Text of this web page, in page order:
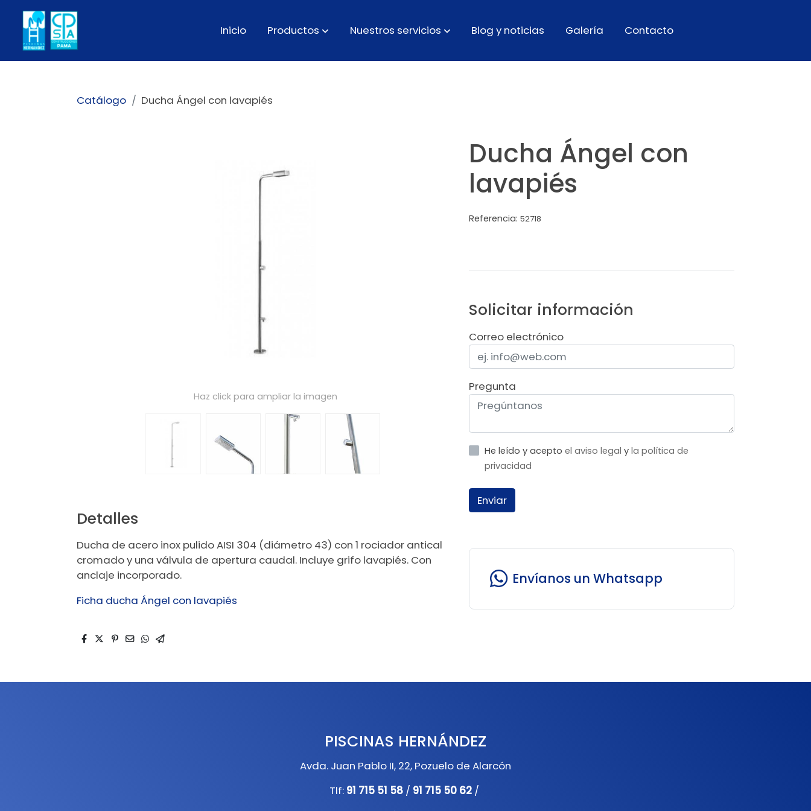
Inicio Productos Nuestros servicios Blog y noticias Galería Contacto
Catálogo Ducha Ángel con lavapiés
Haz click para ampliar la imagen
Detalles
Ducha de acero inox pulido AISI 304 (diámetro 43) con 1 rociador antical
cromado y una válvula de apertura caudal. Incluye grifo lavapiés. Con
anclaje incorporado.
Ficha ducha Ángel con lavapiés
Ducha Ángel con
lavapiés
Referencia:52718
Solicitar información
Correo electrónico
Pregunta
He leído y acepto el aviso legal y la política de
privacidad
Enviar
Envíanos un Whatsapp
PISCINAS HERNÁNDEZ
Avda. Juan Pablo II, 22, Pozuelo de Alarcón
Tlf: 91 715 51 58 / 91 715 50 62 /